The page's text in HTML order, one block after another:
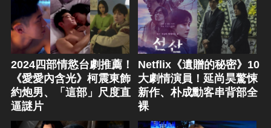
2024四部情慾台劇推薦！
《愛愛內含光》柯震東飾
約炮男、「這部」尺度直
逼謎片
Netflix《遺贈的秘密》10
大劇情演員！延尚昊驚悚
新作、朴成勳客串背部全
裸